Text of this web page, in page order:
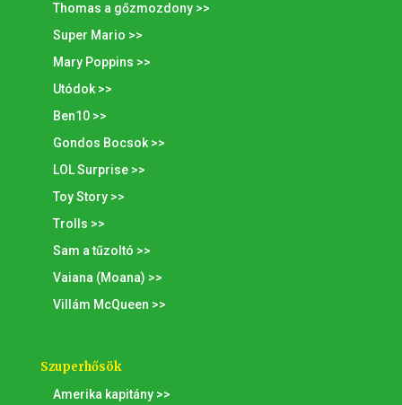
Thomas a gőzmozdony >>
Super Mario >>
Mary Poppins >>
Utódok >>
Ben10 >>
Gondos Bocsok >>
LOL Surprise >>
Toy Story >>
Trolls >>
Sam a tűzoltó >>
Vaiana (Moana) >>
Villám McQueen >>
Szuperhősök
Amerika kapitány >>